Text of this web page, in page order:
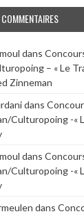
dans
– « Le
Zinneman
dans
Culturopoing -«
dans
Culturopoing -«
dans